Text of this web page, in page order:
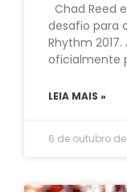
Chad Reed
desafio para
Rhythm
oficialmente
LEIA MAIS »
6 de outubro de